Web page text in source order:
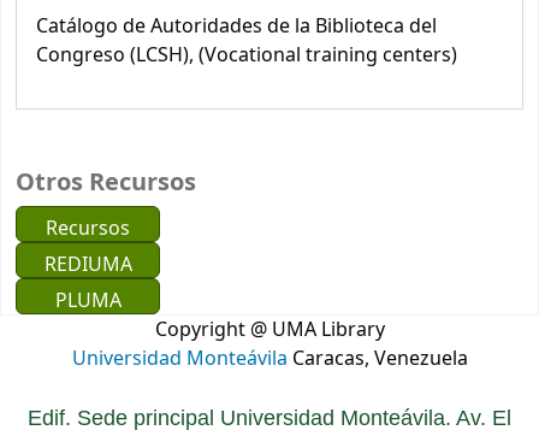
Otros Recursos
Recursos
REDIUMA
PLUMA
Catálogo de Autoridades de la Biblioteca del
Congreso (LCSH), (Vocational training centers)
Copyright @ UMA Library
Universidad Monteávila Caracas, Venezuela
Edif. Sede principal Universidad Monteávila. Av. El